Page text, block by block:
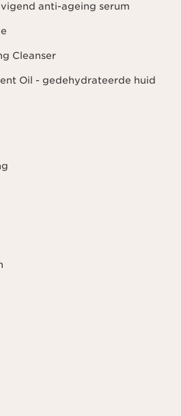
anti-ageing serum
Cleanser
Oil - gedehydrateerde huid